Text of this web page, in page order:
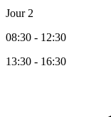
Jour 2
08:30 - 12:30
13:30 - 16:30